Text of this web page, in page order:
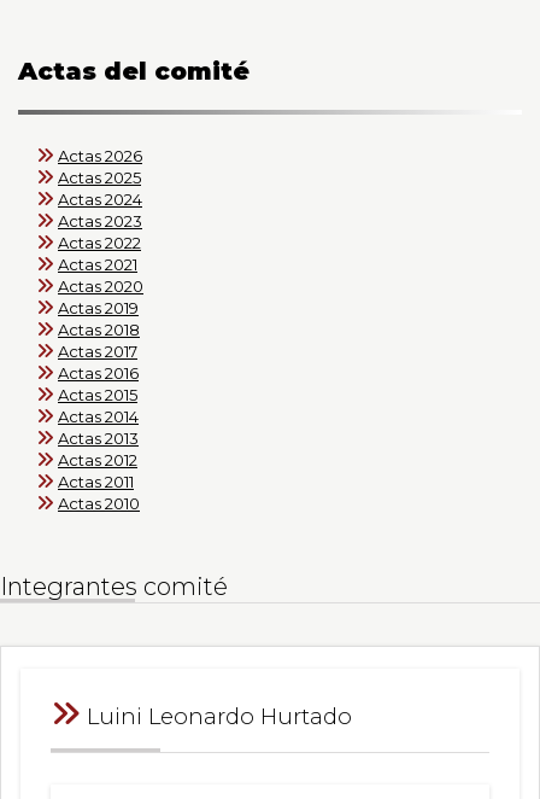
Actas del comité
Actas 2026
Actas 2025
Actas 2024
Actas 2023
Actas 2022
Actas 2021
Actas 2020
Actas 2019
Actas 2018
Actas 2017
Actas 2016
Actas 2015
Actas 2014
Actas 2013
Actas 2012
Actas 2011
Actas 2010
Integrantes comité
Luini Leonardo Hurtado